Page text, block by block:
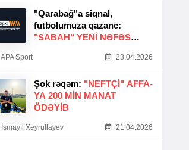
"Qarabağ"a siqnal,
futbolumuza qazanc:
"SABAH" YENI NƏFƏS
APA Sport 23.04.2026
Şok rəqəm: "NEFTÇI" AFFA-
YA 200 MIN MANAT
ÖDƏYIB
İsmayıl Xeyrullayev 21.04.2026